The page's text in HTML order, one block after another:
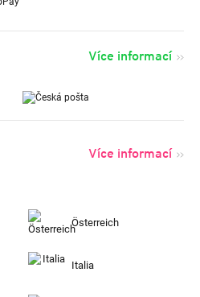
Více informací
Více informací
Österreich
Italia